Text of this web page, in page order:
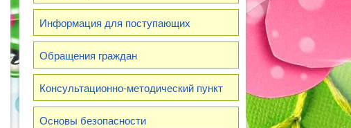
Информация для поступающих
Обращения граждан
Консультационно-методический пункт
Основы безопасности